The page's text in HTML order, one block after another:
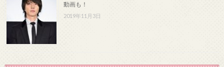
動画も！
2019年11月3日